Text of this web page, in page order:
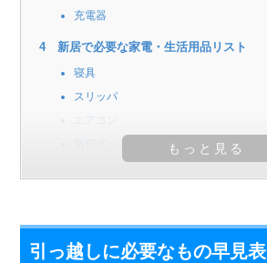
充電器
新居で必要な家電・生活用品リスト
寝具
スリッパ
エアコン
引っ越しに必要なもの早見表